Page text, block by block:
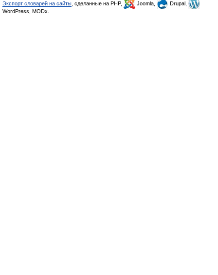
Экспорт словарей на сайты , сделанные на PHP, Joomla,
Drupal,
WordPress, MODx.